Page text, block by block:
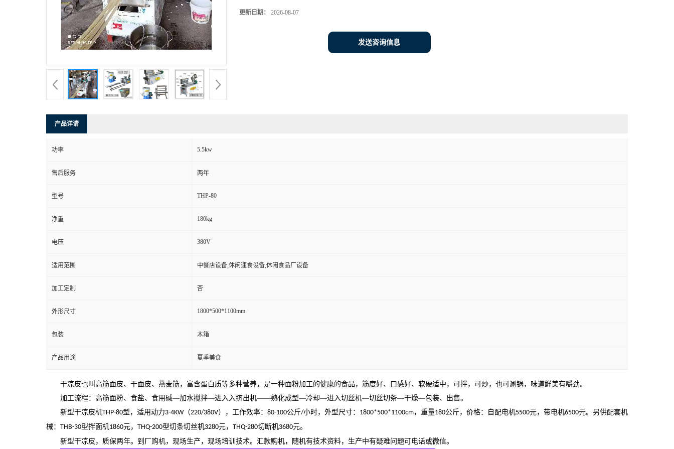
更新日期： 2026-08-07
发送咨询信息
产品详请
功率 5.5kw
售后服务 两年
型号 THP-80
净重 180kg
电压 380V
适用范围 中餐店设备,休闲速食设备,休闲食品厂设备
加工定制 否
外形尺寸 1800*500*1100mm
包装 木箱
产品用途 夏季美食
干凉皮也叫高筋面皮、干面皮、燕麦筋，富含蛋白质等多种营养，是一种面粉加工的健康的食品，筋度好、口感好、软硬适中，可拌，可炒，也可涮锅，味道鲜美有嚼劲。
加工流程：高筋面粉、食盐、食用碱—加水搅拌—进入入挤出机——熟化成型—冷却—进入切丝机—切丝切条—干燥—包装、出售。
新型干凉皮机THP-80型，适用动力3-4KW（220/380V），工作效率： 80-100公斤/小时，外型尺寸： 1800*500*1100cm，重量180公斤，价格：自配电机5500元，带电机6500元。另供配套机
械： THB-30型拌面机1860元， THQ-200型切条切丝机3280元， THQ-280切断机3680元。
新型干凉皮，质保两年。到厂购机，现场生产，现场培训技术。汇款购机，随机有技术资料，生产中有疑难问题可电话或微信。